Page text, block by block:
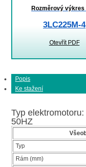
Rozměrový výkres
3LC225M-4
Otevřít PDF
Popis
Ke stažení
Typ
50HZ
Typ
Rám (mm)